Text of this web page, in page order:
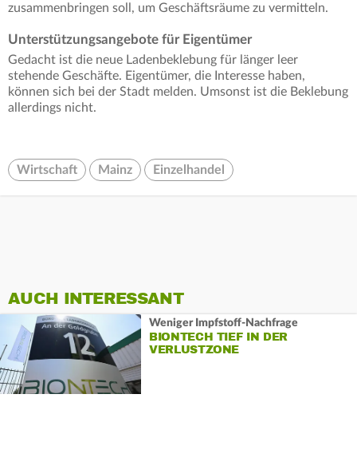
zusammenbringen soll, um Geschäftsräume zu vermitteln.
Unterstützungsangebote für Eigentümer
Gedacht ist die neue Ladenbeklebung für länger leer
stehende Geschäfte. Eigentümer, die Interesse haben,
können sich bei der Stadt melden. Umsonst ist die Beklebung
allerdings nicht.
Wirtschaft Mainz Einzelhandel
AUCH INTERESSANT
Weniger Impfstoff-Nachfrage
BIONTECH TIEF IN DER
VERLUSTZONE